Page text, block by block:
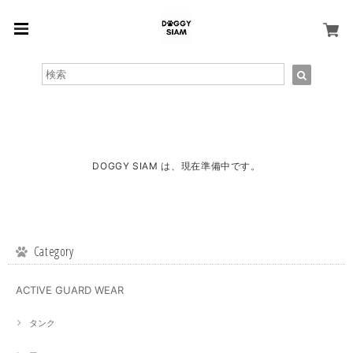
DOGGY SIAM は、現在準備中です。
Category
ACTIVE GUARD WEAR
タンク